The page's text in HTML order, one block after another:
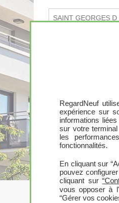
RegardNeuf
expérience sur
informations
sur votre
les
fonctionnalités.
En cliquant sur
pouvez
cliquant sur
vous opposer à
“Gérer vos